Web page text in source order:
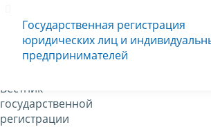
предоставление
сведений из
ЕГРЮЛ и ЕГРИП
Вестник
государственной
регистрации
Государственная регистрация
юридических лиц и
предпринимателей